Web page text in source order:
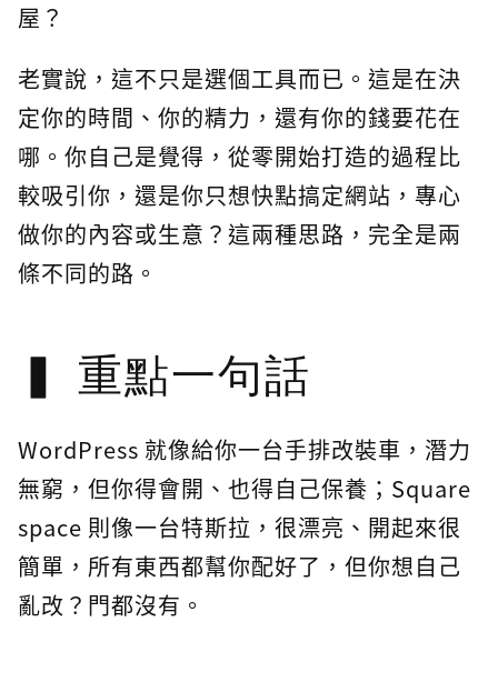
屋？
老實說，這不只是選個工具而已。這是在決
定你的時間、你的精力，還有你的錢要花在
哪。你自己是覺得，從零開始打造的過程比
較吸引你，還是你只想快點搞定網站，專心
做你的內容或生意？這兩種思路，完全是兩
條不同的路。
重點一句話
WordPress 就像給你一台手排改裝車，潛力
無窮，但你得會開、也得自己保養；Square
space 則像一台特斯拉，很漂亮、開起來很
簡單，所有東西都幫你配好了，但你想自己
亂改？門都沒有。